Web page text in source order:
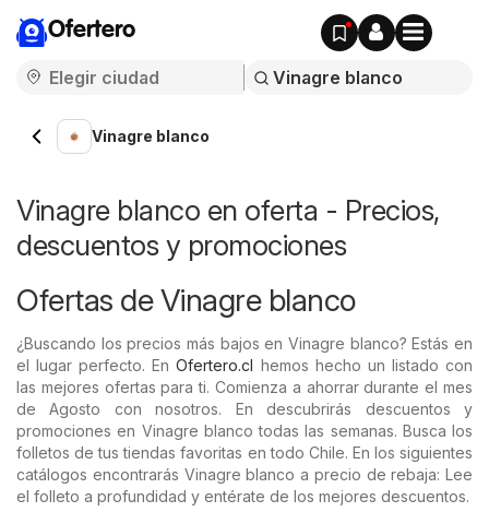
Ofertero
Vinagre blanco
Vinagre blanco en oferta - Precios,
descuentos y promociones
Ofertas de Vinagre blanco
¿Buscando los precios más bajos en Vinagre blanco? Estás en
el lugar perfecto. EnOfertero.cl hemos hecho un listado con
las mejores ofertas para ti. Comienza a ahorrar durante el mes
de Agosto con nosotros. En descubrirás descuentos y
promociones en Vinagre blanco todas las semanas. Busca los
folletos de tus tiendas favoritas en todo Chile. En los siguientes
catálogos encontrarás Vinagre blanco a precio de rebaja: Lee
el folleto a profundidad y entérate de los mejores descuentos.